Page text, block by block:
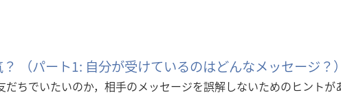
（パート1: 自分が受けているのはどんなメッセージ？）
ちでいたいのか，相手のメッセージを誤解しないためのヒントが